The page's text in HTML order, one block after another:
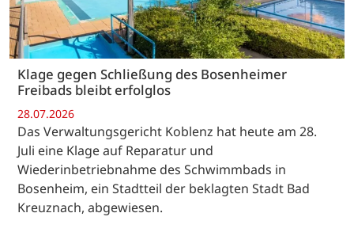
Klage gegen Schließung des Bosenheimer
Freibads bleibt erfolglos
28.07.2026
Das Verwaltungsgericht Koblenz hat heute am 28.
Juli eine Klage auf Reparatur und
Wiederinbetriebnahme des Schwimmbads in
Bosenheim, ein Stadtteil der beklagten Stadt Bad
Kreuznach, abgewiesen.